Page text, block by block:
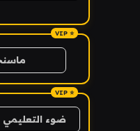
ضوء التعليمي